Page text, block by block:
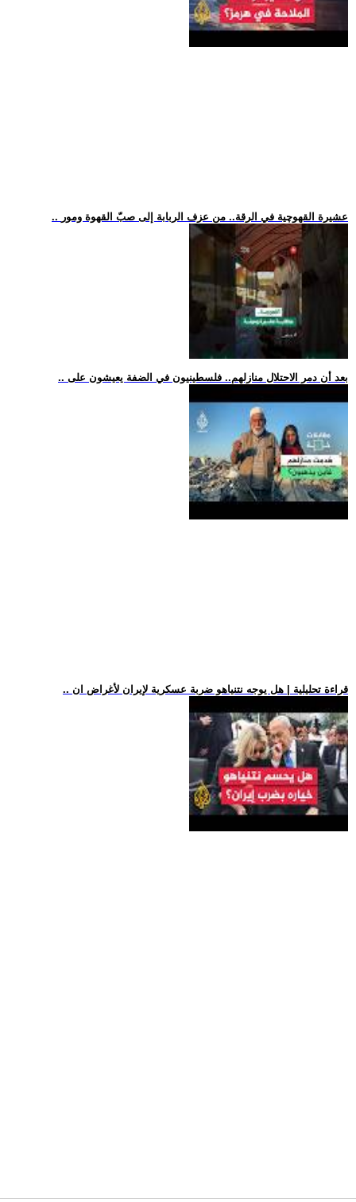
.. عشيرة القهوچية في الرقة.. من عزف الربابة إلى صبّ القهوة ومور
.. بعد أن دمر الاحتلال منازلهم.. فلسطينيون في الضفة يعيشون على
.. قراءة تحليلية | هل يوجه نتنياهو ضربة عسكرية لإيران لأغراض ان